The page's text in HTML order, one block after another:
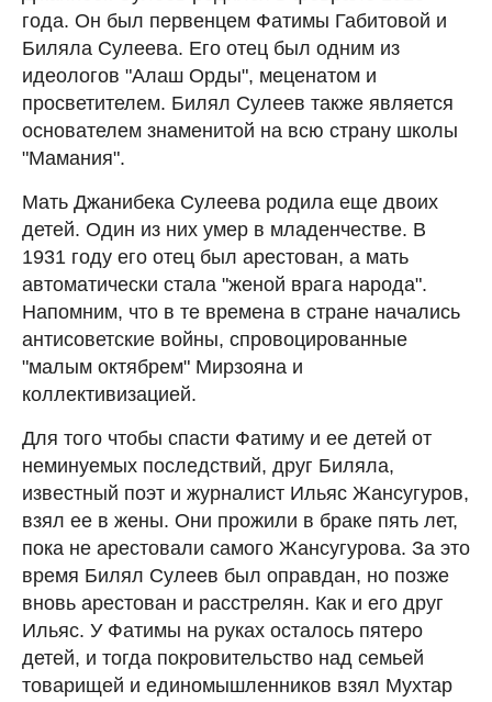
года. Он был первенцем Фатимы Габитовой и
Биляла Сулеева. Его отец был одним из
идеологов "Алаш Орды", меценатом и
просветителем. Билял Сулеев также является
основателем знаменитой на всю страну школы
"Мамания".
Мать Джанибека Сулеева родила еще двоих
детей. Один из них умер в младенчестве. В
1931 году его отец был арестован, а мать
автоматически стала "женой врага народа".
Напомним, что в те времена в стране начались
антисоветские войны, спровоцированные
"малым октябрем" Мирзояна и
коллективизацией.
Для того чтобы спасти Фатиму и ее детей от
неминуемых последствий, друг Биляла,
известный поэт и журналист Ильяс Жансугуров,
взял ее в жены. Они прожили в браке пять лет,
пока не арестовали самого Жансугурова. За это
время Билял Сулеев был оправдан, но позже
вновь арестован и расстрелян. Как и его друг
Ильяс. У Фатимы на руках осталось пятеро
детей, и тогда покровительство над семьей
товарищей и единомышленников взял Мухтар